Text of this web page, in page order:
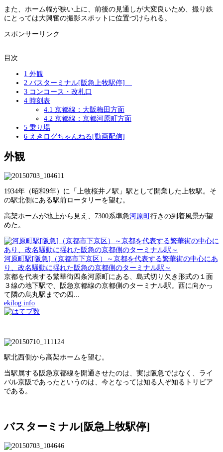
また、ホーム幅が狭い上に、前後の見通しが大変良いため、撮り鉄
にとっては大興奮の撮影スポットに位置づけられる。
スポンサーリンク
目次
1 外観
2 バスターミナル[阪急上牧駅停]
3 コンコース・改札口
4 時刻表
4.1 京都線：大阪梅田方面
4.2 京都線：京都河原町方面
5 乗り場
6 えきログちゃんねる[動画配信]
外観
1934年（昭和9年）に「上牧桜井ノ駅」駅として開業した上牧駅。そ
の駅北側にある駅前ロータリーを望む。
高架ホームが地上から見え、7300系準急河原町 行きの到着風景が望
めた。
河原町駅[阪急]（京都市下京区）～京都を代表する繁華街の中心にあ
り、改名騒動に揺れた阪急の京都側のターミナル駅～
京都を代表する繁華街四条河原町にある、島式切り欠き形式の１面
３線の地下駅で、阪急京都線の京都側のターミナル駅。西に向かっ
て隣の烏丸駅までの四...
ekilog.info
駅北西側から高架ホームを望む。
当駅属する阪急京都線を開通させたのは、実は阪急ではなく、ライ
バル京阪であったというのは、今となっては知る人ぞ知るトリビア
である。
バスターミナル[阪急上牧駅停]